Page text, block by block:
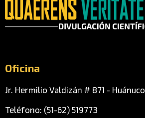
Oficina
Jr. Hermilio Valdizán # 871 - Huánuco
Teléfono: (51-62) 519773